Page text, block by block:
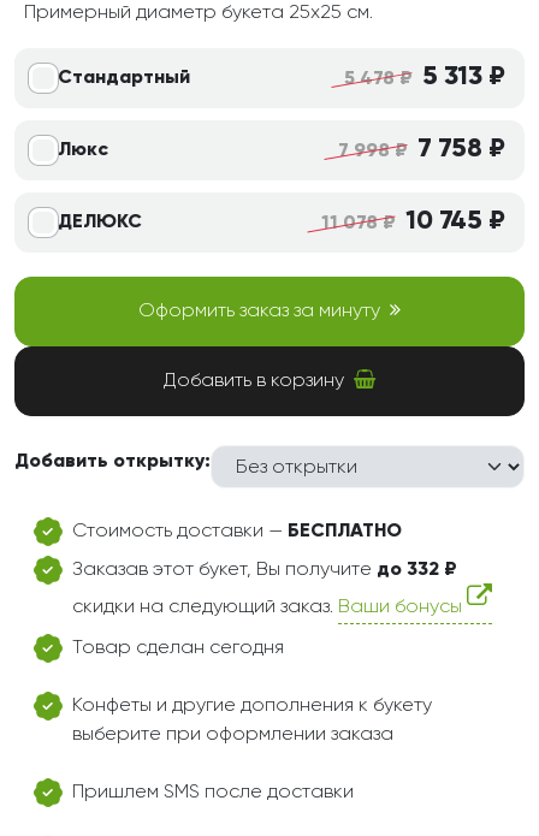
Примерный диаметр букета 25х25 см.
Стандартный 5 478 ₽ 5 313 ₽
Люкс 7 998 ₽ 7 758 ₽
ДЕЛЮКС 11 078 ₽ 10 745 ₽
Оформить заказ за минуту
Добавить в корзину
Добавить открытку:
Стоимость доставки — БЕСПЛАТНО
Заказав этот букет, Вы получите до 332 ₽
скидки на следующий заказ. Ваши бонусы
Товар сделан сегодня
Конфеты и другие дополнения к букету
выберите при оформлении заказа
Пришлем SMS после доставки